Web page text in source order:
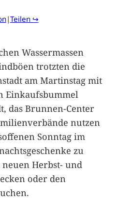
|Teilen ↪
Wassermassen
trotzten die
am Martinstag mit
Einkaufsbummel
das Brunnen-Center
nutzen
Sonntag im
zu
Herbst- und
oder den